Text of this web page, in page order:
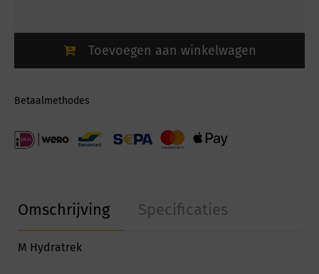
Toevoegen aan winkelwagen
Betaalmethodes
Omschrijving Specificaties
M Hydratrek